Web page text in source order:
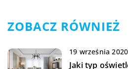
ZOBACZ RÓWNIEŻ
19 września 2020
Jaki typ